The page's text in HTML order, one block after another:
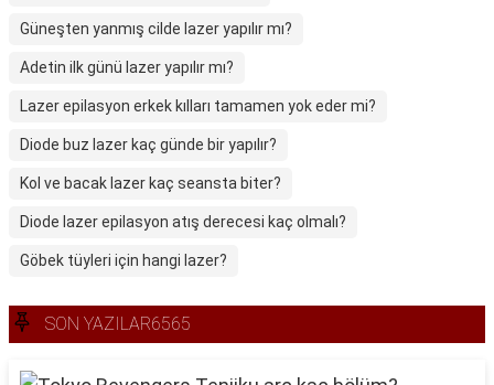
Güneşten yanmış cilde lazer yapılır mı?
Adetin ilk günü lazer yapılır mı?
Lazer epilasyon erkek kılları tamamen yok eder mi?
Diode buz lazer kaç günde bir yapılır?
Kol ve bacak lazer kaç seansta biter?
Diode lazer epilasyon atış derecesi kaç olmalı?
Göbek tüyleri için hangi lazer?
SON YAZILAR6565